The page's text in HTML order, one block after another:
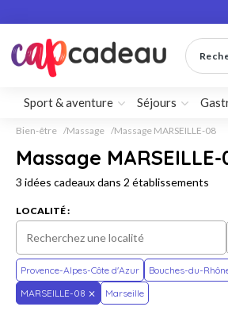
Sport & aventure Séjours
Bien-être Massage Massage MARSEILLE-08
Massage MARSEILLE-
3 idées cadeaux dans 2 établissements
LOCALITÉ :
Provence-Alpes-Côte d'Azur
Bouches-du-
MARSEILLE-08
Marseille